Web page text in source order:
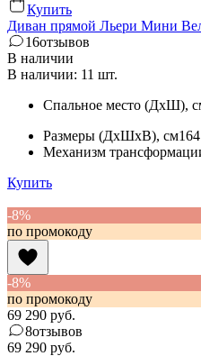
Купить
Диван прямой Льери Мини
16отзывов
В наличии
В наличии: 11 шт.
Спальное место (ДхШ),
Размеры (ДхШхВ), см
Механизм
Купить
-8%
по промокоду
-8%
по промокоду
69 290 руб.
8отзывов
69 290 руб.